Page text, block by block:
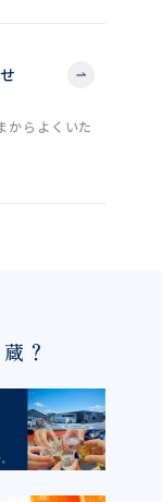
からよくいた
？